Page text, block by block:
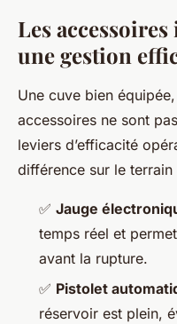
Les
une gestion
Une cuve bien
accessoires ne sont
leviers d’efficacité
différence sur le terrain
✅ Jauge
temps réel et
avant la rupture.
✅ Pistolet
réservoir est plein,